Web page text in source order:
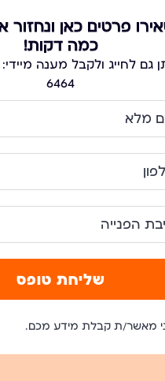
פרטים כאן ונחזור
כמה דקות!
6464
מאשר/ת קבלת מידע מכם.
שליחת טופס